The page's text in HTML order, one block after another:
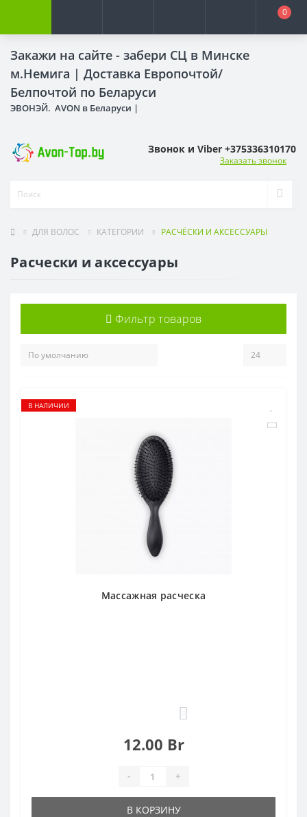
Закажи на сайте - забери СЦ в Минске
м.Немига | Доставка Европочтой/
Белпочтой по Беларуси
ЭВОНЭЙ. AVON в Беларуси |
0
Звонок и Viber +375336310170
Заказать звонок
ДЛЯ ВОЛОС КАТЕГОРИИ РАСЧЁСКИ И АКСЕССУАРЫ
Расчески и аксессуары
Фильтр товаров
В НАЛИЧИИ
Mассажная расческа
12.00 Br
- +
В КОРЗИНУ